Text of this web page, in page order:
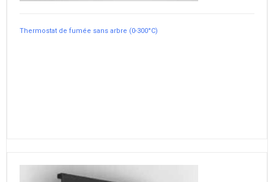
Thermostat de fumée sans arbre (0-300°C)